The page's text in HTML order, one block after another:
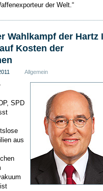
der Welt.“
Wahlkampf der Hartz
Kosten der
Allgemein
SPD
aus